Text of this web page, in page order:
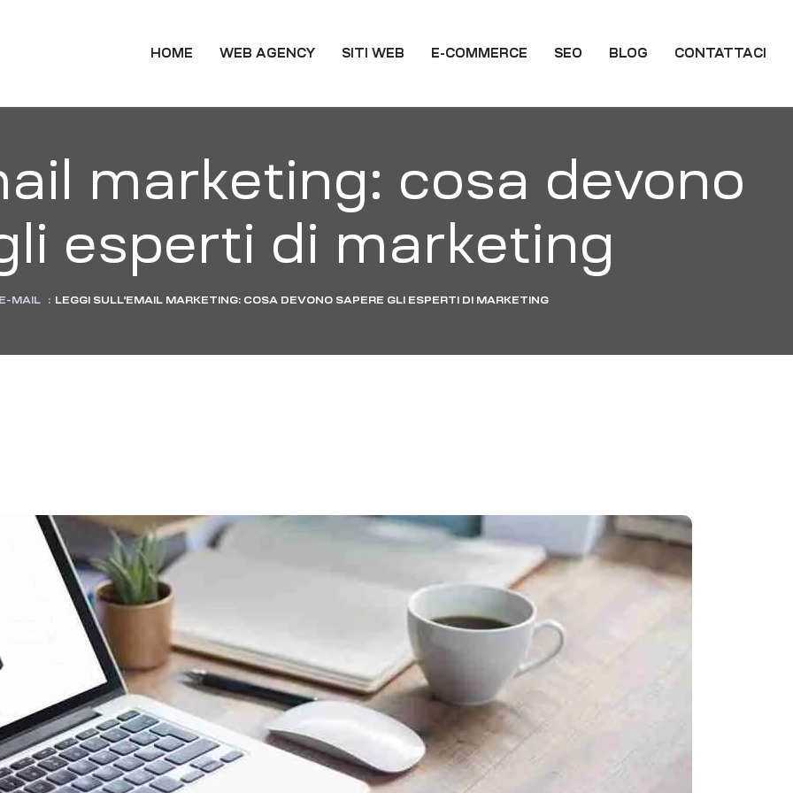
HOME WEB AGENCY SITI WEB E-COMMERCE SEO BLOG CONTATTACI
marketing: cosa devono
esperti di marketing
E-MAIL : LEGGI SULL’EMAIL MARKETING: COSA DEVONO SAPERE GLI ESPERTI DI MARKETING